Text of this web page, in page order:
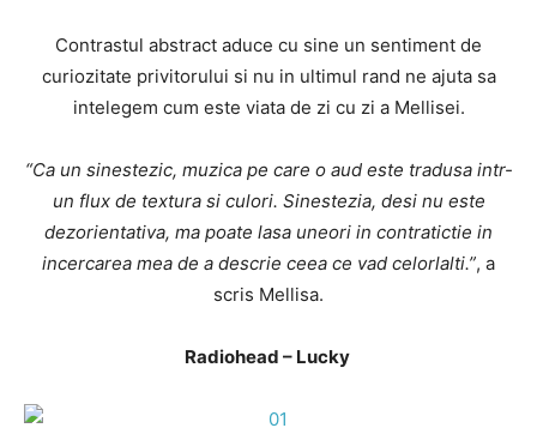
Contrastul abstract aduce cu sine un sentiment de
curiozitate privitorului si nu in ultimul rand ne ajuta sa
intelegem cum este viata de zi cu zi a Mellisei.
“Ca un sinestezic, muzica pe care o aud este tradusa intr-
un flux de textura si culori. Sinestezia, desi nu este
dezorientativa, ma poate lasa uneori in contratictie in
incercarea mea de a descrie ceea ce vad celorlalti.”, a
scris Mellisa.
Radiohead – Lucky